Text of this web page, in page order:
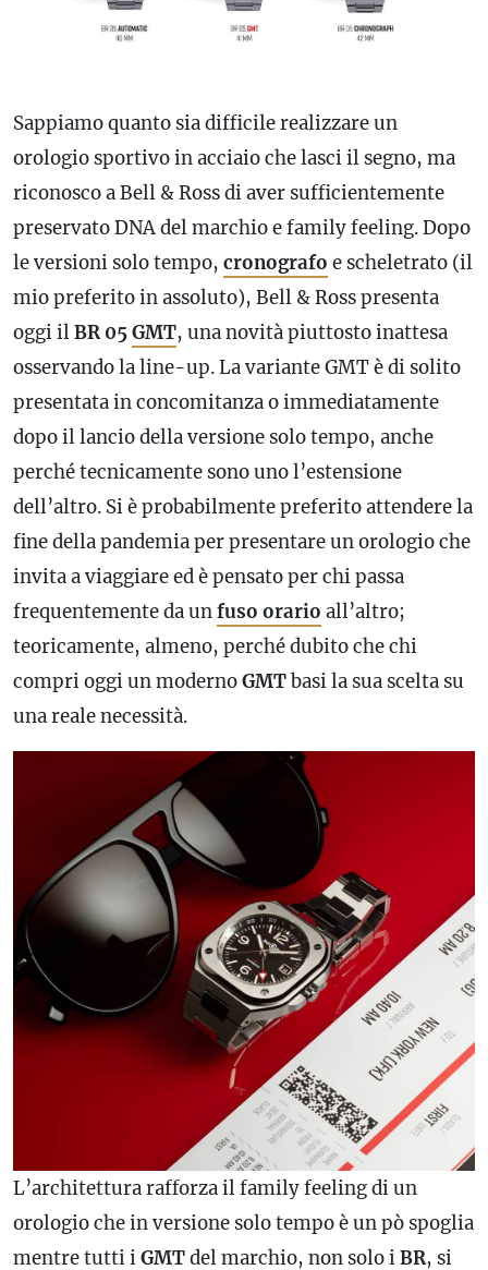
Sappiamo quanto sia difficile realizzare un
orologio sportivo in acciaio che lasci il segno, ma
riconosco a Bell & Ross di aver sufficientemente
preservato DNA del marchio e family feeling. Dopo
le versioni solo tempo, cronografo e scheletrato (il
mio preferito in assoluto), Bell & Ross presenta
oggi ilBR 05GMT, una novità piuttosto inattesa
osservando la line-up. La varianteGMTè di solito
presentata in concomitanza o immediatamente
dopo il lancio della versione solo tempo, anche
perché tecnicamente sono uno l’estensione
dell’altro. Si è probabilmente preferito attendere la
fine della pandemia per presentare un orologio che
invita a viaggiare ed è pensato per chi passa
frequentemente da unfuso orario all’altro;
teoricamente, almeno, perché dubito che chi
compri oggi un modernoGMTbasi la sua scelta su
una reale necessità.
L’architettura rafforza il family feeling di un
orologio che in versione solo tempo è un pò spoglia
mentre tutti iGMTdel marchio, non solo iBR, si